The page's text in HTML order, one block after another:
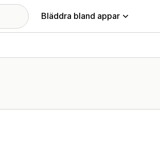
Bläddra bland appar